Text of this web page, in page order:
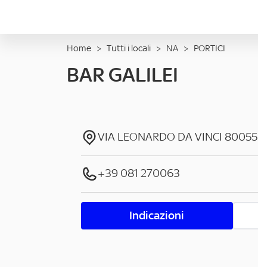
Home > Tutti i locali > NA > PORTICI
BAR GALILEI
VIA LEONARDO DA VINCI 80055
+39 081 270063
Indicazioni